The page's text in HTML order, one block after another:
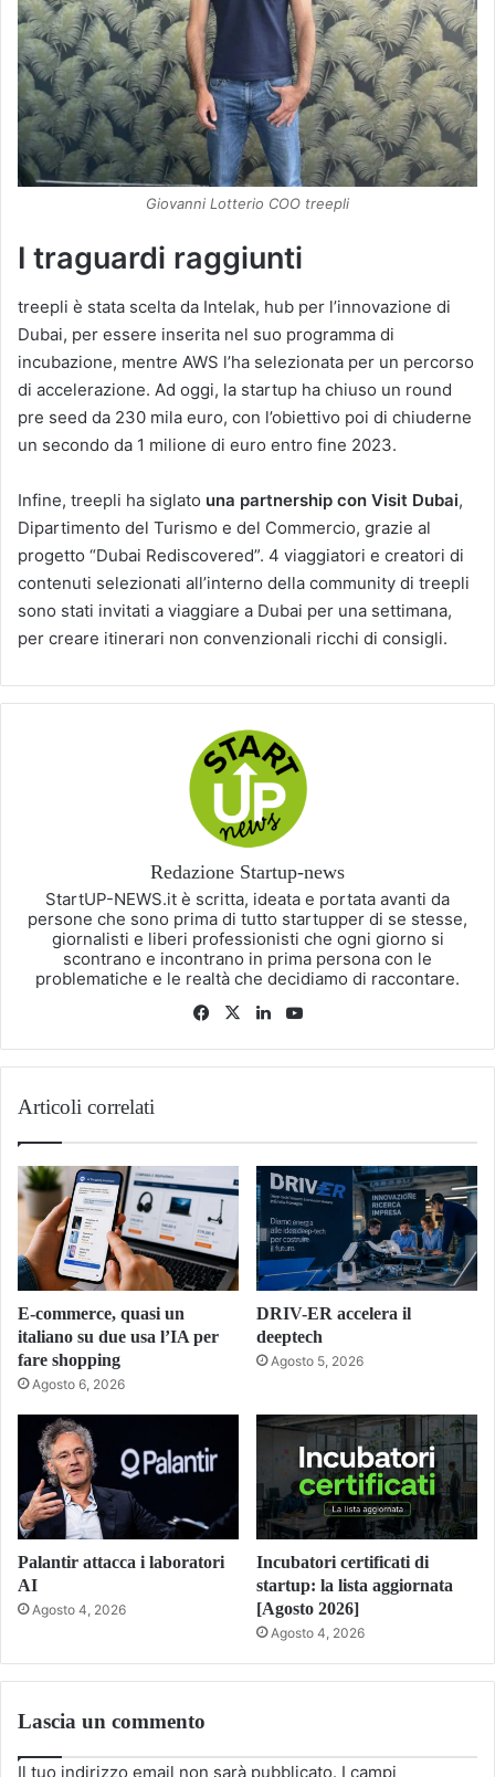
Giovanni Lotterio COO treepli
I traguardi raggiunti
treepli è stata scelta da Intelak, hub per l’innovazione di
Dubai, per essere inserita nel suo programma di
incubazione, mentre AWS l’ha selezionata per un percorso
di accelerazione. Ad oggi, la startup ha chiuso un round
pre seed da 230 mila euro, con l’obiettivo poi di chiuderne
un secondo da 1 milione di euro entro fine 2023.
Infine, treepli ha siglato una partnership con Visit Dubai,
Dipartimento del Turismo e del Commercio, grazie al
progetto “Dubai Rediscovered”. 4 viaggiatori e creatori di
contenuti selezionati all’interno della community di treepli
sono stati invitati a viaggiare a Dubai per una settimana,
per creare itinerari non convenzionali ricchi di consigli.
Redazione Startup-news
StartUP-NEWS.it è scritta, ideata e portata avanti da
persone che sono prima di tutto startupper di se stesse,
giornalisti e liberi professionisti che ogni giorno si
scontrano e incontrano in prima persona con le
problematiche e le realtà che decidiamo di raccontare.
Facebook
X LinkedIn
Articoli correlati
E-commerce, quasi un
italiano su due usa l’IA per
fare shopping
Agosto 6, 2026
DRIV-ER accelera il
deeptech
Agosto 5, 2026
Palantir attacca i laboratori
AI
Agosto 4, 2026
Incubatori certificati di
startup: la lista aggiornata
[Agosto 2026]
Agosto 4, 2026
Lascia un commento
Il tuo indirizzo email non sarà pubblicato. I campi